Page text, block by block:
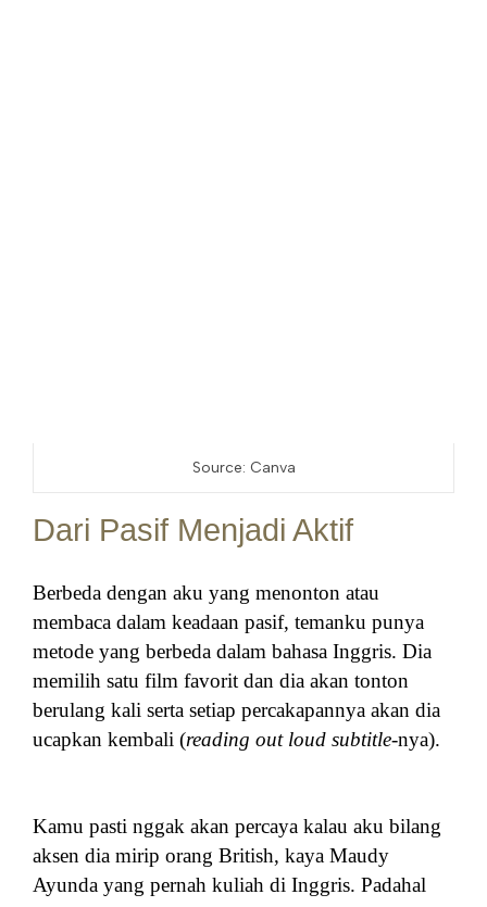
Source: Canva
Dari Pasif Menjadi Aktif
Berbeda dengan aku yang menonton atau
membaca dalam keadaan pasif, temanku punya
metode yang berbeda dalam bahasa Inggris. Dia
memilih satu film favorit dan dia akan tonton
berulang kali serta setiap percakapannya akan dia
ucapkan kembali (reading out loud subtitle-nya).
Kamu pasti nggak akan percaya kalau aku bilang
aksen dia mirip orang British, kaya Maudy
Ayunda yang pernah kuliah di Inggris. Padahal